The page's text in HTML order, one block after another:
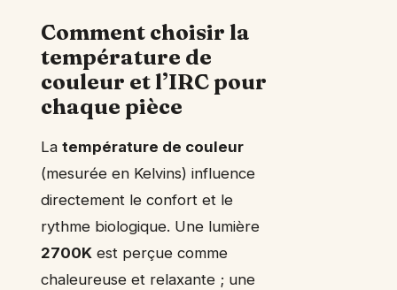
Comment choisir la
température de
couleur et l’IRC pour
chaque pièce
La température de couleur
(mesurée en Kelvins) influence
directement le confort et le
rythme biologique. Une lumière
2700K est perçue comme
chaleureuse et relaxante ; une